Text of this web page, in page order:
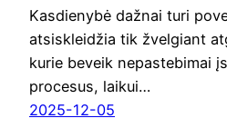
Kasdienybė dažnai turi
atsiskleidžia tik žvelgiant
kurie beveik nepastebimai
procesus, laikui…
2025-12-05